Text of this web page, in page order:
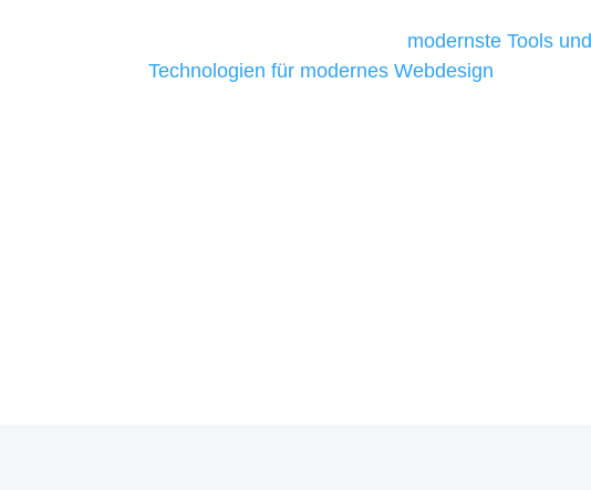
modernste Tools und
Technologien für modernes Webdesign